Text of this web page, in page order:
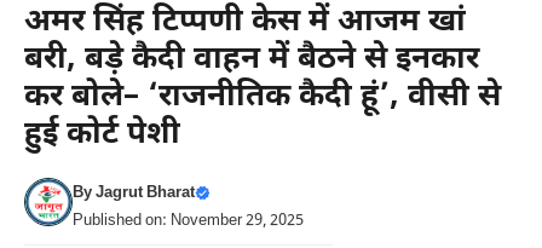
अमर सिंह टिप्पणी केस में आजम खां
बरी, बड़े कैदी वाहन में बैठने से इनकार
कर बोले– ‘राजनीतिक कैदी हूं’, वीसी से
हुई कोर्ट पेशी
ByJagrut Bharat
Published on: November 29, 2025